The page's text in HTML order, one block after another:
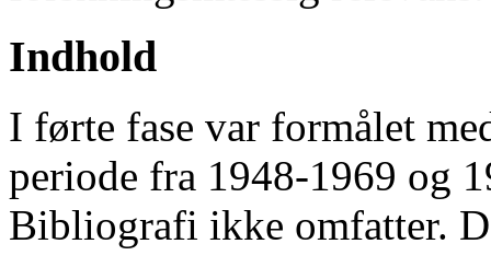
Indhold
I førte fase var formålet
periode fra 1948-1969 og
Bibliografi ikke omfatter.